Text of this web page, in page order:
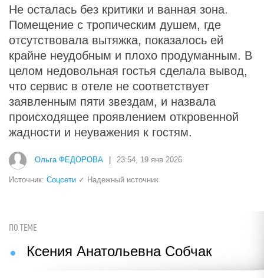
Не осталась без критики и ванная зона.
Помещение с тропическим душем, где
отсутствовала вытяжка, показалось ей
крайне неудобным и плохо продуманным. В
целом недовольная гостья сделала вывод,
что сервис в отеле не соответствует
заявленным пяти звездам, и назвала
происходящее проявлением откровенной
жадности и неуважения к гостям.
Ольга ФЕДОРОВА 23:54, 19 янв 2026
Источник: Соцсети ✓ Надежный источник
ПО ТЕМЕ
Ксения Анатольевна Собчак